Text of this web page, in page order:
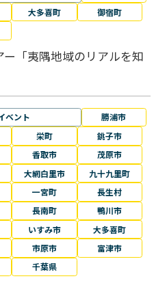
大多喜町
御宿町
「夷隅地域のリアルを知
ベント
勝浦市
栄町
銚子市
香取市
茂原市
大網白里市
九十九里町
一宮町
長生村
長南町
鴨川市
いすみ市
大多喜町
市原市
富津市
千葉県